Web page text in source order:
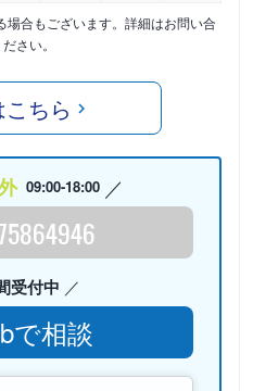
合もございます。詳細はお問い合
さい。
ちら
09:00-18:00
受付中
で相談